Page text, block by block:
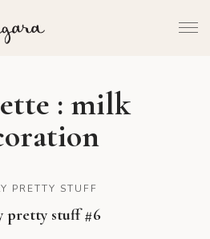
: milk
PRETTY STUFF
pretty stuff #6